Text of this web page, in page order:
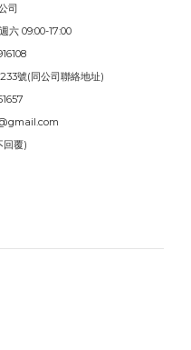
司
六 09:00-17:00
號(同公司聯絡地址)
回覆)